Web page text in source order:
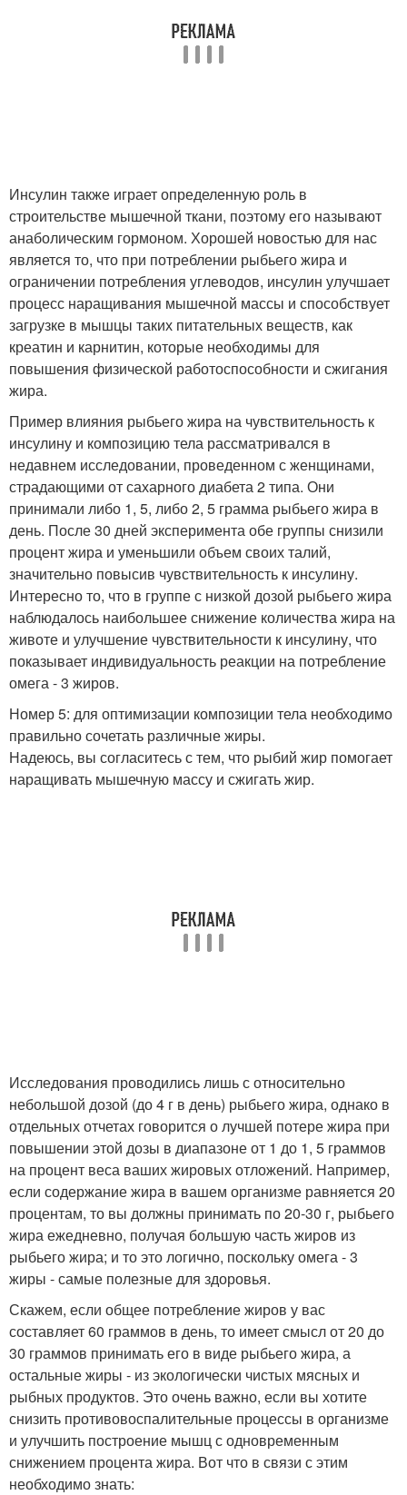
Инсулин также играет определенную роль в
строительстве мышечной ткани, поэтому его называют
анаболическим гормоном. Хорошей новостью для нас
является то, что при потреблении рыбьего жира и
ограничении потребления углеводов, инсулин улучшает
процесс наращивания мышечной массы и способствует
загрузке в мышцы таких питательных веществ, как
креатин и карнитин, которые необходимы для
повышения физической работоспособности и сжигания
жира.
Пример влияния рыбьего жира на чувствительность к
инсулину и композицию тела рассматривался в
недавнем исследовании, проведенном с женщинами,
страдающими от сахарного диабета 2 типа. Они
принимали либо 1, 5, либо 2, 5 грамма рыбьего жира в
день. После 30 дней эксперимента обе группы снизили
процент жира и уменьшили объем своих талий,
значительно повысив чувствительность к инсулину.
Интересно то, что в группе с низкой дозой рыбьего жира
наблюдалось наибольшее снижение количества жира на
животе и улучшение чувствительности к инсулину, что
показывает индивидуальность реакции на потребление
омега - 3 жиров.
Номер 5: для оптимизации композиции тела необходимо
правильно сочетать различные жиры.
Надеюсь, вы согласитесь с тем, что рыбий жир помогает
наращивать мышечную массу и сжигать жир.
Исследования проводились лишь с относительно
небольшой дозой (до 4 г в день) рыбьего жира, однако в
отдельных отчетах говорится о лучшей потере жира при
повышении этой дозы в диапазоне от 1 до 1, 5 граммов
на процент веса ваших жировых отложений. Например,
если содержание жира в вашем организме равняется 20
процентам, то вы должны принимать по 20-30 г, рыбьего
жира ежедневно, получая большую часть жиров из
рыбьего жира; и то это логично, поскольку омега - 3
жиры - самые полезные для здоровья.
Скажем, если общее потребление жиров у вас
составляет 60 граммов в день, то имеет смысл от 20 до
30 граммов принимать его в виде рыбьего жира, а
остальные жиры - из экологически чистых мясных и
рыбных продуктов. Это очень важно, если вы хотите
снизить противовоспалительные процессы в организме
и улучшить построение мышц с одновременным
снижением процента жира. Вот что в связи с этим
необходимо знать: